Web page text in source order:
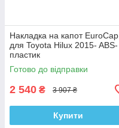
Накладка на капот EuroCap
для Toyota Hilux 2015- ABS-
пластик
Готово до відправки
2 540 ₴ 3 907 ₴
Купити